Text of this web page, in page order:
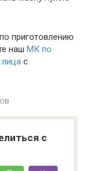
приготовлению
наш МК по
с
с